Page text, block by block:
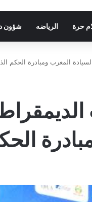
حرة الرياضه شؤون
المغرب ومبادرة الحكم